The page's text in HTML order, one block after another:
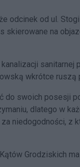
odcinek od ul.
skierowane na
kanalizacji
wkrótce ruszą
do swoich posesji
dlatego w
za niedogodności,
Grodziskich ma